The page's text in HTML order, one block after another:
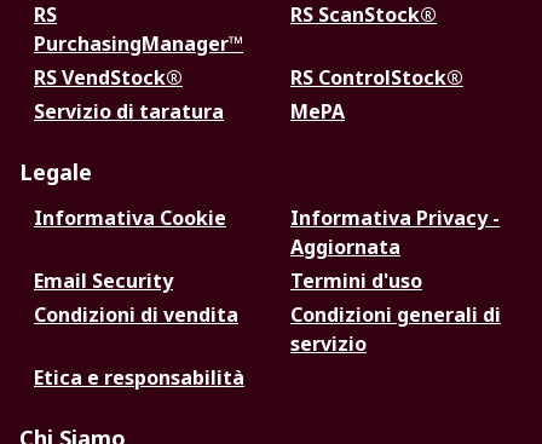
RS
PurchasingManager™
RS ScanStock®
RS VendStock®
RS ControlStock®
Servizio di taratura
MePA
Legale
Informativa Cookie
Informativa Privacy -
Aggiornata
Email Security
Termini d'uso
Condizioni di vendita
Condizioni generali di
servizio
Etica e responsabilità